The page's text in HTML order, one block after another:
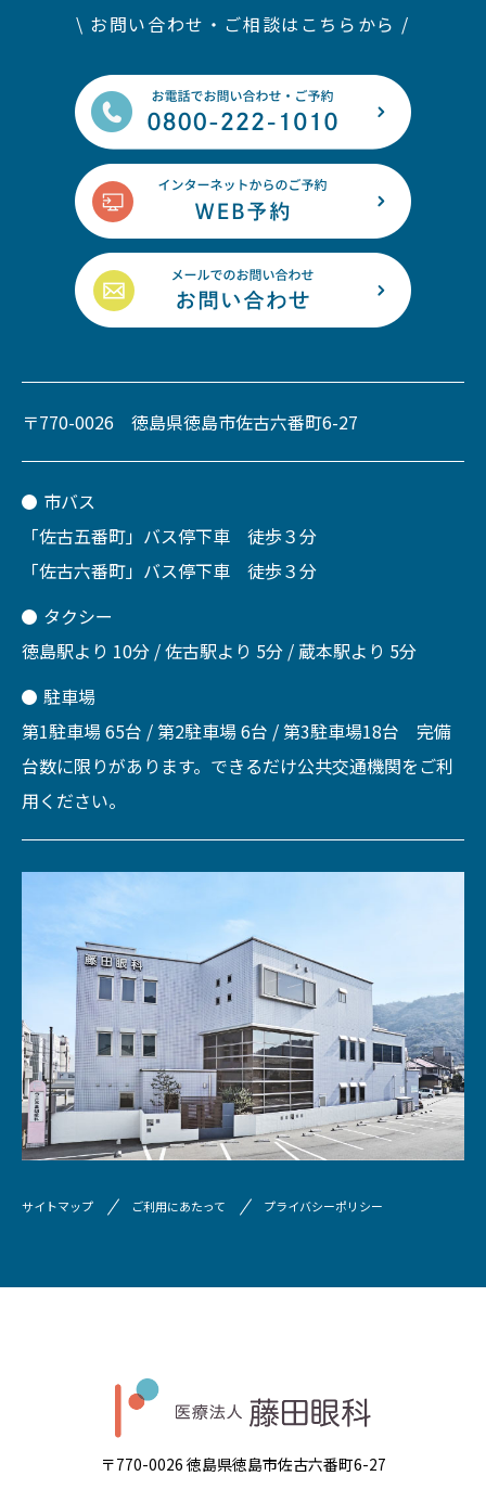
\ お問い合わせ・ご相談はこちらから /
〒770-0026 徳島県徳島市佐古六番町6-27
市バス
「佐古五番町」バス停下車 徒歩３分
「佐古六番町」バス停下車 徒歩３分
タクシー
徳島駅より 10分 / 佐古駅より 5分 / 蔵本駅より 5分
駐車場
第1駐車場 65台 / 第2駐車場 6台 / 第3駐車場18台 完備
台数に限りがあります。できるだけ公共交通機関をご利
用ください。
サイトマップ ご利用にあたって プライバシーポリシー
〒770-0026 徳島県徳島市佐古六番町6-27